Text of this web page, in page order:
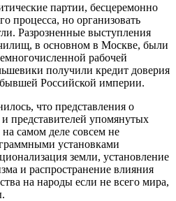
партии, бесцеремонно
процесса, но организовать
Разрозненные выступления
в основном в Москве, были
рабочей
получили кредит доверия
Российской империи.
что представления о
представителей упомянутых
самом деле совсем не
установками
земли, установление
и распространение влияния
на народы если не всего мира,